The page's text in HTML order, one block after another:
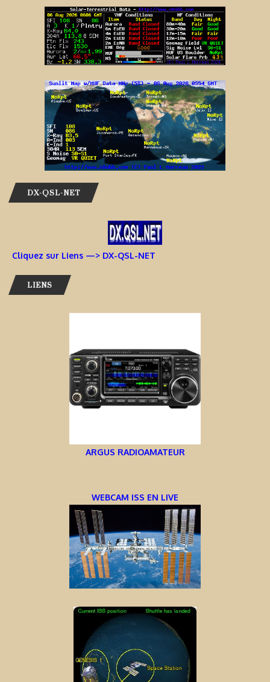
DX-QSL-NET
Cliquez sur Liens —> DX-QSL-NET
LIENS
ARGUS RADIOAMATEUR
WEBCAM ISS EN LIVE